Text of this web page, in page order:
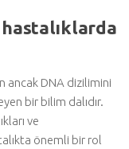
ancak DNA dizilimini
bir bilim dalıdır.
ve
önemli bir rol